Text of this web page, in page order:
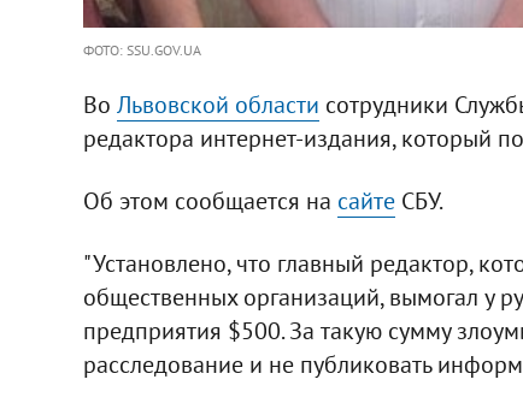
ФОТО: SSU.GOV.UA
Во Львовской области сотрудники
редактора интернет-издания, который
Об этом сообщается на сайтеСБУ.
"Установлено, что главный редактор,
общественных организаций, вымогал у
предприятия $500. За такую сумму
расследование и не публиковать